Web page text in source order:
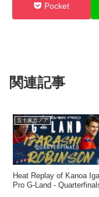
Pocket
関連記事
五十嵐カノア
Heat Replay of Kanoa
Pro G-Land -